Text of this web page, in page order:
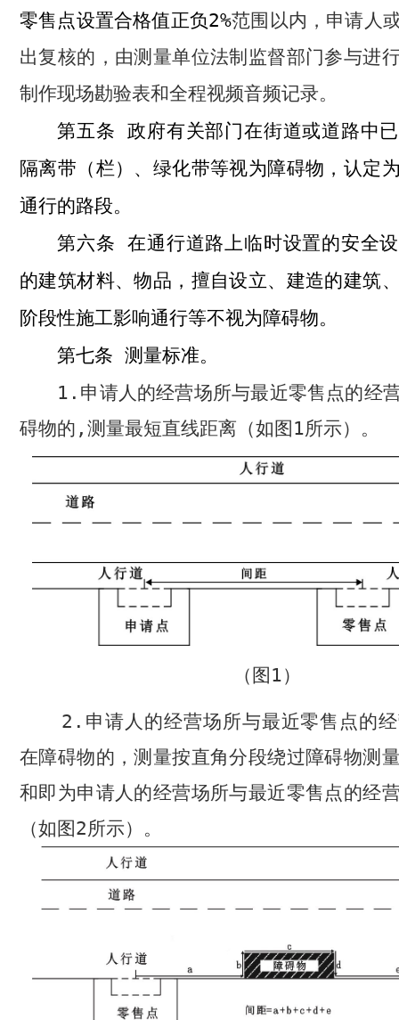
零售点设置合格值正负2%范围以内，申请人
出复核的，由测量单位法制监督部门参与进
制作现场勘验表和全程视频音频记录。
第五条 政府有关部门在街道或道路中
隔离带（栏）、绿化带等视为障碍物，认定
通行的路段。
第六条 在通行道路上临时设置的安全
的建筑材料、物品，擅自设立、建造的建筑
阶段性施工影响通行等不视为障碍物。
第七条 测量标准。
1. 申请人的经营场所与最近零售点的经
碍物的 , 测量最短直线距离（如图1所示）。
（图 1）
2. 申请人的经营场所与最近零售点的
在障碍物的，测量按直角分段绕过障碍物测
和即为申请人的经营场所与最近零售点的经
（如图2所示）。